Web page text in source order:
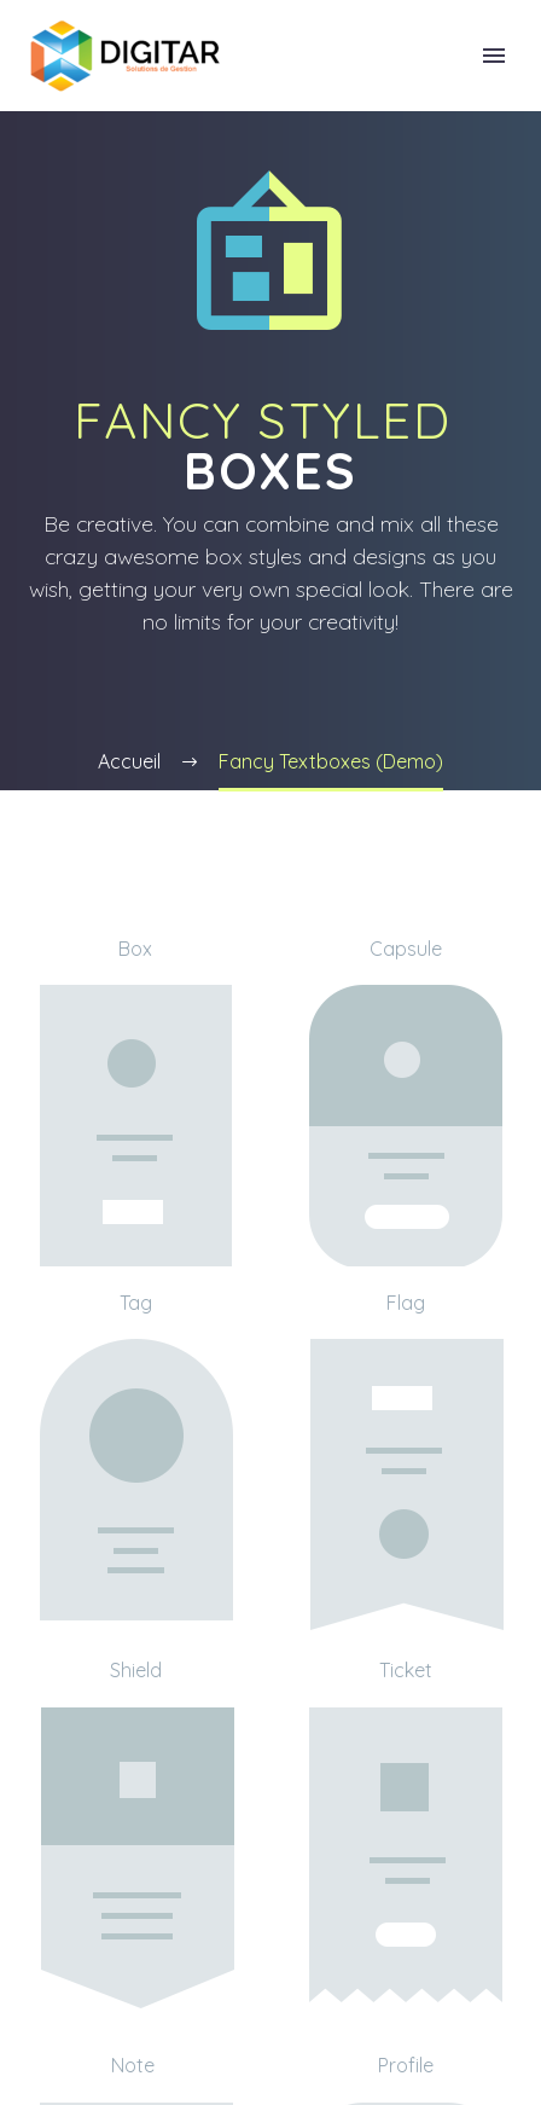


FANCY STYLED
BOXES
Be creative. You can combine and mix all these
crazy awesome box styles and designs as you
wish, getting your very own special look. There are
no limits for your creativity!
Accueil Fancy Textboxes (Demo)
Box Capsule
Tag Flag
Shield Ticket
Note Profile